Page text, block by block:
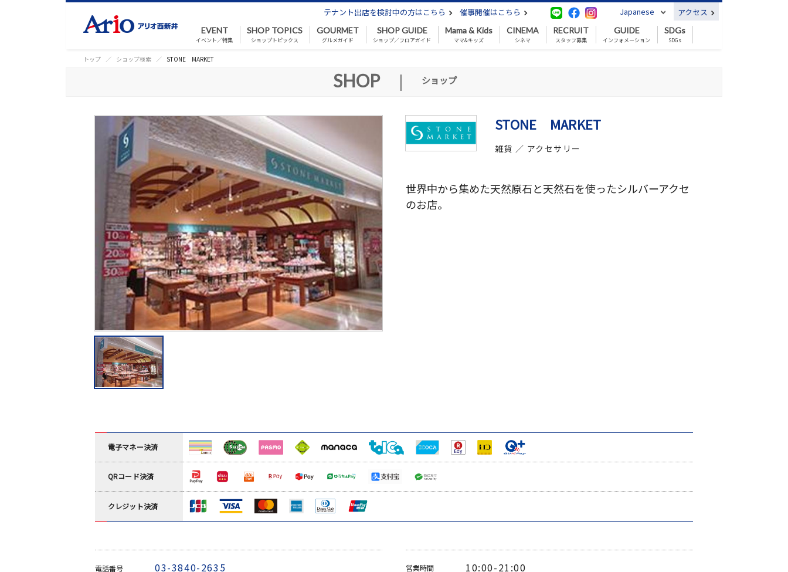
テナント出店を検討中の方はこちら 催事開催はこちら Japanese アクセス
EVENT
イベント／特集
SHOP TOPICS
ショップトピックス
GOURMET
グルメガイド
SHOP GUIDE
ショップ／フロアガイド
Mama & Kids
ママ&キッズ
CINEMA
シネマ
RECRUIT
スタッフ募集
GUIDE
インフォメーション
SDGs
SDGs
トップ ショップ検索 STONE MARKET
SHOP | ショップ
STONE MARKET
雑貨 ／ アクセサリー
世界中から集めた天然原石と天然石を使ったシルバーアクセ
のお店。
電子マネー決済
QRコード決済
クレジット決済
電話番号 03-3840-2635 営業時間 10:00-21:00